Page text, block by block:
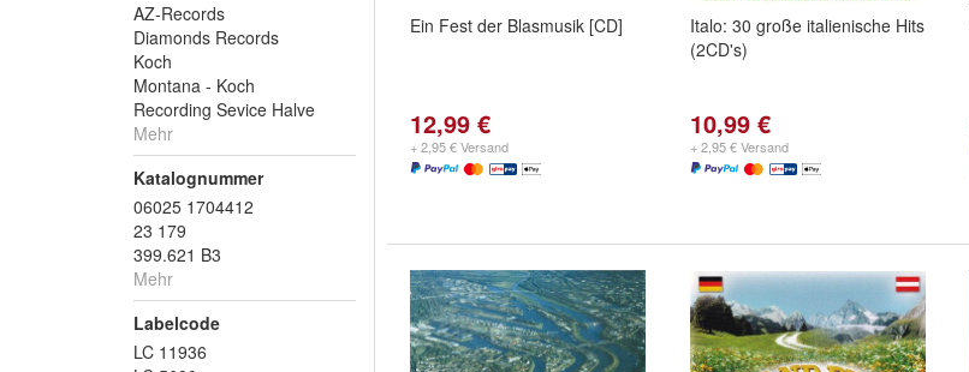
AZ-Records
Diamonds Records
Koch
Montana - Koch
Recording Sevice Halve
Mehr
Katalognummer
06025 1704412
23 179
399.621 B3
Mehr
Labelcode
LC 11936
Ein Fest der Blasmusik [CD]
12,99 €
+ 2,95 € Versand
Italo: 30 große italienische Hits
(2CD's)
10,99 €
+ 2,95 € Versand